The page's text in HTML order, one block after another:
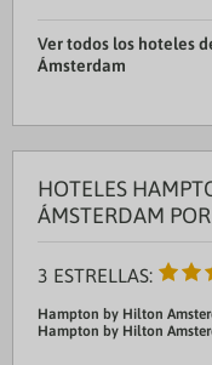
Ver todos los hoteles
Ámsterdam
HOTELES
ÁMSTERDAM
3 ESTRELLAS:
Hampton by Hilton
Hampton by Hilton